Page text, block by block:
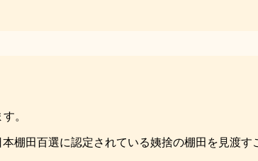
。
棚田百選に認定されている姨捨の棚田を見渡す